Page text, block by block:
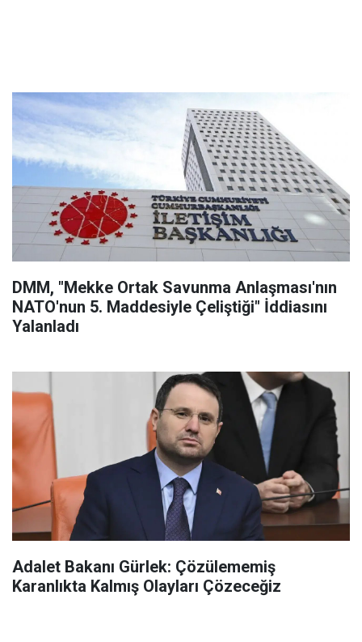
DMM, "Mekke Ortak Savunma Anlaşması'nın
NATO'nun 5. Maddesiyle Çeliştiği" İddiasını
Yalanladı
Adalet Bakanı Gürlek: Çözülememiş
Karanlıkta Kalmış Olayları Çözeceğiz